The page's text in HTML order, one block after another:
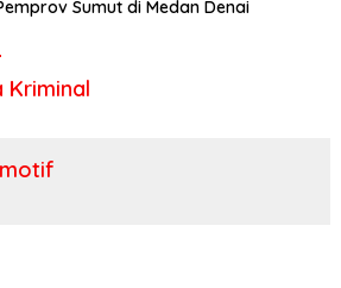
Sumut di Medan Denai
Kriminal